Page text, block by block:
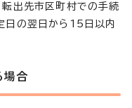
転出先市区町村での手続
日の翌日から15日以内
場合